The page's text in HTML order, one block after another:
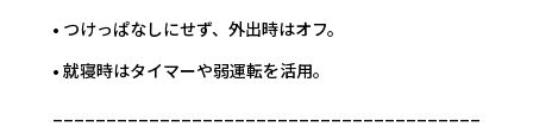
• つけっぱなしにせず、外出時はオフ。
• 就寝時はタイマーや弱運転を活用。